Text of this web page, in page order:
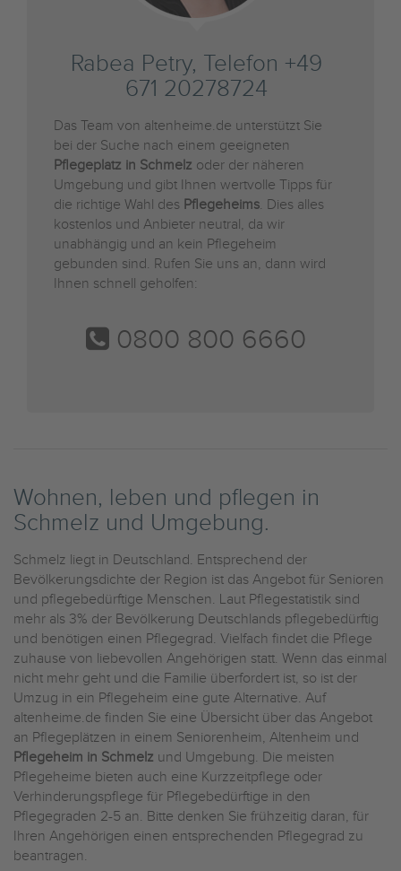
Rabea Petry, Telefon +49
671 20278724
Das Team von altenheime.de unterstützt Sie
bei der Suche nach einem geeigneten
Pflegeplatz in Schmelz oder der näheren
Umgebung und gibt Ihnen wertvolle Tipps für
die richtige Wahl des Pflegeheims. Dies alles
kostenlos und Anbieter neutral, da wir
unabhängig und an kein Pflegeheim
gebunden sind. Rufen Sie uns an, dann wird
Ihnen schnell geholfen:
0800 800 6660
Wohnen, leben und pflegen in
Schmelz und Umgebung.
Schmelz liegt in Deutschland. Entsprechend der
Bevölkerungsdichte der Region ist das Angebot für Senioren
und pflegebedürftige Menschen. Laut Pflegestatistik sind
mehr als 3% der Bevölkerung Deutschlands pflegebedürftig
und benötigen einen Pflegegrad. Vielfach findet die Pflege
zuhause von liebevollen Angehörigen statt. Wenn das einmal
nicht mehr geht und die Familie überfordert ist, so ist der
Umzug in ein Pflegeheim eine gute Alternative. Auf
altenheime.de finden Sie eine Übersicht über das Angebot
an Pflegeplätzen in einem Seniorenheim, Altenheim und
Pflegeheim in Schmelz und Umgebung. Die meisten
Pflegeheime bieten auch eine Kurzzeitpflege oder
Verhinderungspflege für Pflegebedürftige in den
Pflegegraden 2-5 an. Bitte denken Sie frühzeitig daran, für
Ihren Angehörigen einen entsprechenden Pflegegrad zu
beantragen.